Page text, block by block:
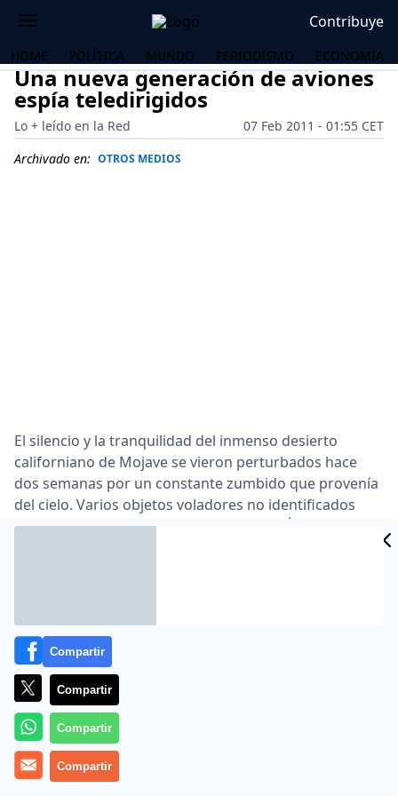
Contribuye
HOME POLÍTICA MUNDO PERIODISMO ECONOMÍA
Una nueva generación de aviones
espía teledirigidos
Lo + leído en la Red
07 Feb 2011 - 01:55 CET
Archivado en: OTROS MEDIOS
El silencio y la tranquilidad del inmenso desierto
californiano de Mojave se vieron perturbados hace
dos semanas por un constante zumbido que provenía
del cielo. Varios objetos voladores no identificados
han sobrevolado sin cesar la misteriosa Área 51, una
Compartir
Compartir
Compartir
Compartir